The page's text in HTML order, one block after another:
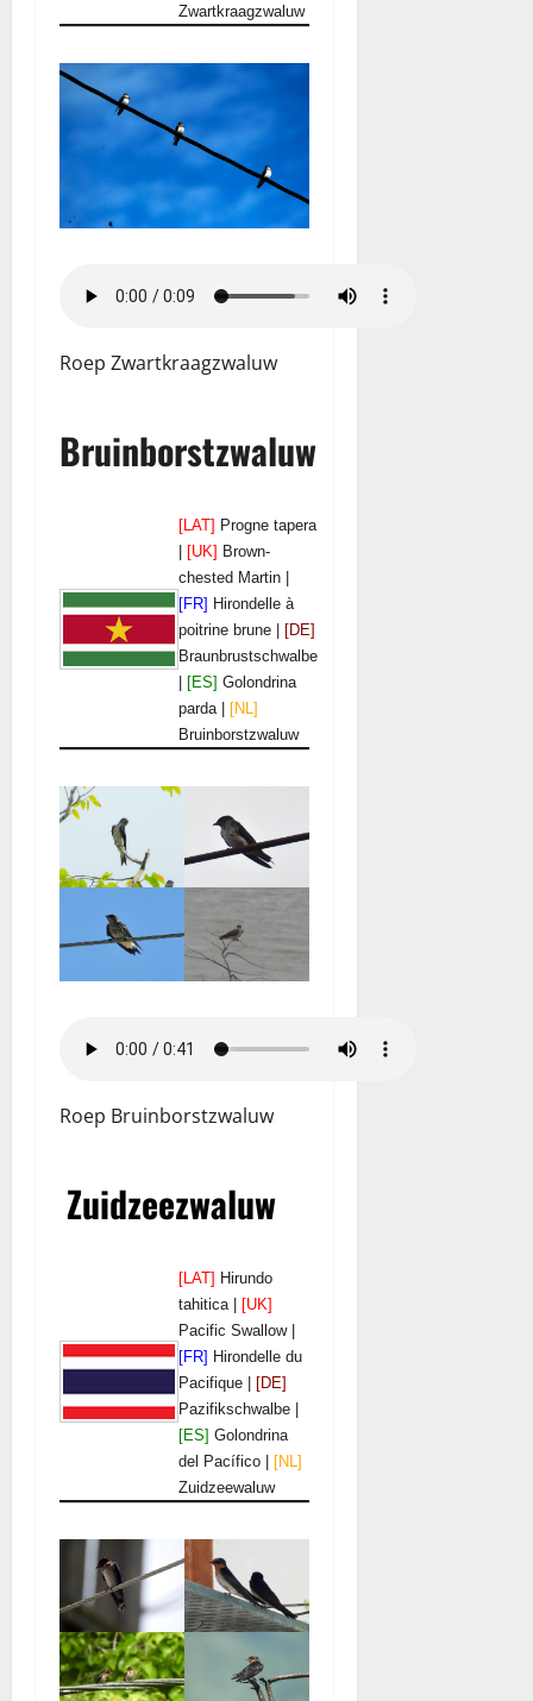
Zwartkraagzwaluw
Roep Zwartkraagzwaluw
Bruinborstzwaluw
[LAT] Progne tapera
[UK] Brown-
chested Martin |
[FR] Hirondelle à
poitrine brune |
[DE]
Braunbrustschwalbe
[ES] Golondrina
parda |
[NL]
Bruinborstzwaluw
Roep Bruinborstzwaluw
Zuidzeezwaluw
[LAT] Hirundo
tahitica | [UK]
Pacific Swallow |
[FR] Hirondelle du
Pacifique | [DE]
Pazifikschwalbe |
[ES] Golondrina
del Pacífico | [NL]
Zuidzeewaluw